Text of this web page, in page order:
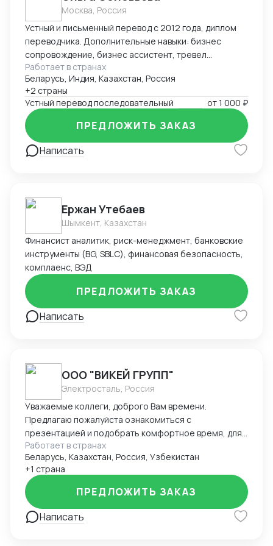
регулярные поездки в Китай, осмотр производств и
складов. 🔹 Прозрачность – отчеты на каждом этапе,
фото-/видеофиксация товара. 🔹 Экономия времени
и денег – исключаю посредников, работаю
напрямую с фабриками. 🔹 Гибкость – подстроюсь
под ваши требования по срокам, бюджету и
объёмам. Сроки выполнения поиска товара - до 7-
ми дней. Буду рада помочь найти именно то, что
нужно Вам!
Москва, Россия
Устный и письменный перевод с 2012 года, диплом
переводчика. Дополнительные навыки: бизнес
сопровождение, бизнес ассистент, тревел
поддержка. Многогранный опыт работы и знания.
Техническая тематика, любые акценты. Быстрый вход
в новый проект.
Работает в странах
Беларусь, Индия, Казахстан, Россия
+2 страны
Устный перевод последовательный
от1 000 ₽
Написать
ПРЕДЛОЖИТЬ ЗАКАЗ
Ержан Утебаев
Шымкент, Казахстан
Финансист аналитик, риск-менеджмент, банковские
инструменты (BG, SBLC), финансовая безопасность,
комплаенс, ВЭД
Написать
ПРЕДЛОЖИТЬ ЗАКАЗ
ООО "ВИКЕЙ ГРУПП"
Электросталь, Россия
Уважаемые коллеги, доброго Вам времени.
Предлагаю пожалуйста ознакомиться с
презентацией и подобрать комфортное время, для
телефонного разговора. Коротко и только о том, как
я могу стать для Вас выгодным, как в текущем
времени, так и на долгосрочной дистанции. Время
будет вложено исключительно с пользой. Если Вам
необходимо перевезти груз в фуре (тент/борт/
площадка) или негабарит, рекомендую обратить
внимание на мое письмо. Предлагаю пожалуйста
Работает в странах
Беларусь, Казахстан, Россия, Узбекистан
+1 страна
Написать
ПРЕДЛОЖИТЬ ЗАКАЗ